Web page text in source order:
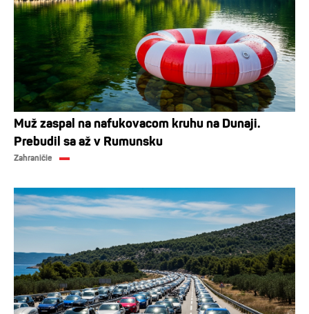
Muž zaspal na nafukovacom kruhu na Dunaji.
Prebudil sa až v Rumunsku
Zahraničie